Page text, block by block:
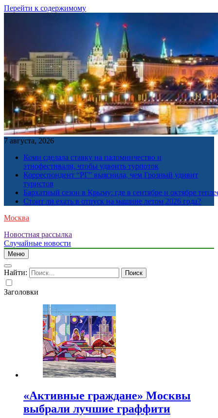
Перейти к содержимому
7 августа, 2026
Коми сделала ставку на паломничество и
этнофестивали, чтобы удвоить турпоток
Корреспондент “РГ” выяснила, чем Грозный удивит
туристов
Бархатный сезон в Крыму: где в сентябре и октябре
Стоит ли ехать в отпуск на машине летом 2026 года?
Москва
Новостная рассылка
Случайные новости
Меню
Найти:
Заголовки
«Активные граждане» Москвы
выбрали лучшие граффити